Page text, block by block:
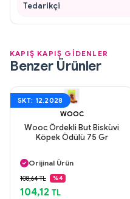
Tedarikçi
KAPIŞ KAPIŞ GİDENLER
Benzer Ürünler
SKT: 12.2028
WOOC
Wooc Ördekli But Bisküvi
Köpek Ödülü 75 Gr
Orijinal Ürün
Güvenli Ödeme
Aynı Gün Kargo
108,64 TL %4
104,12 TL